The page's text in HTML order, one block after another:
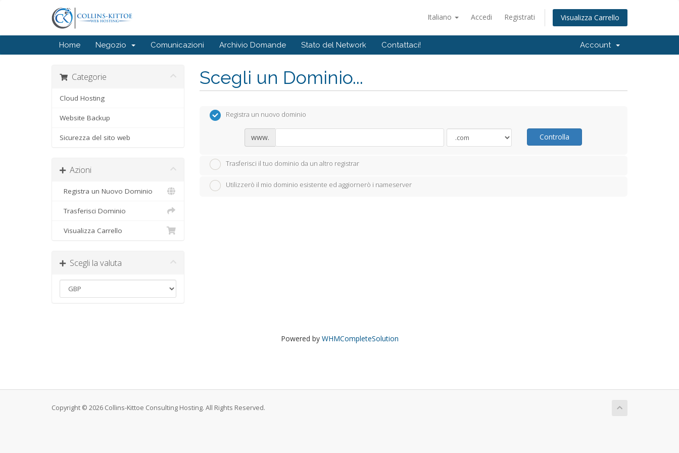
Italiano Accedi Registrati Visualizza Carrello
Home Negozio Comunicazioni Archivio Domande Stato del Network Contattaci! Account
Scegli un Dominio...
Categorie
Cloud Hosting
Website Backup
Sicurezza del sito web
Azioni
Registra un Nuovo Dominio
Trasferisci Dominio
Visualizza Carrello
Scegli la valuta
Registra un nuovo dominio
www. Controlla
Trasferisci il tuo dominio da un altro registrar
Utilizzerò il mio dominio esistente ed aggiornerò i nameserver
Powered by WHMCompleteSolution
Copyright © 2026 Collins-Kittoe Consulting Hosting. All Rights Reserved.